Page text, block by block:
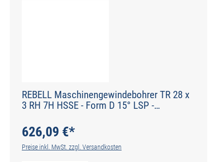
REBELL Maschinengewindebohrer TR 28 x
3 RH 7H HSSE - Form D 15° LSP -
626,09 €*
Preise inkl. MwSt. zzgl. Versandkosten